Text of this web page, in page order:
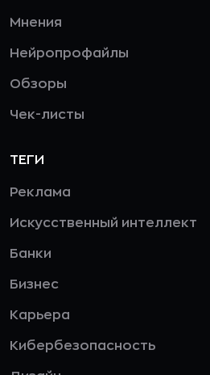
Мнения
Нейропрофайлы
Обзоры
Чек-листы
ТЕГИ
Реклама
Искусственный интеллект
Банки
Бизнес
Карьера
Кибербезопасность